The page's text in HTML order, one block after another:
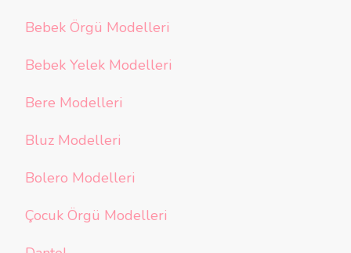
Bebek Örgü Modelleri
Bebek Yelek Modelleri
Bere Modelleri
Bluz Modelleri
Bolero Modelleri
Çocuk Örgü Modelleri